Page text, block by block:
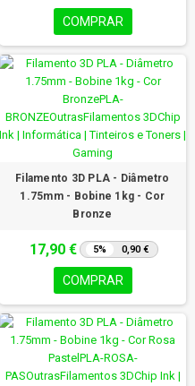
COMPRAR
Filamento 3D PLA - Diâmetro
1.75mm - Bobine 1kg - Cor
Bronze
17,90 € 5% 0,90 €
COMPRAR